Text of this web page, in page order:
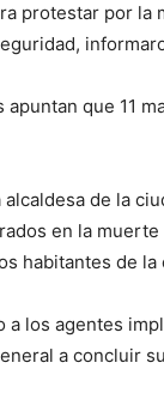
protestar por la
apuntan que 11
alcaldesa de la
en la
habitantes de la
a los agentes
a concluir